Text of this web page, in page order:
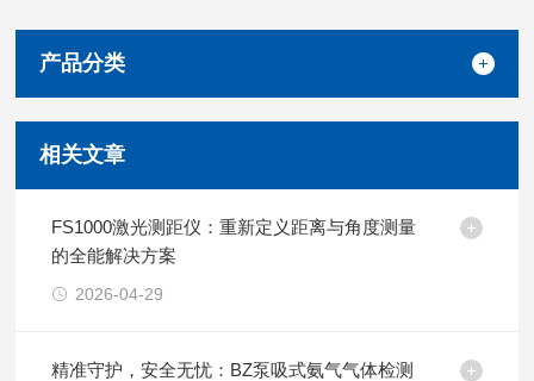
产品分类
相关文章
FS1000激光测距仪：重新定义距离与角度测量
的全能解决方案
2026-04-29
精准守护，安全无忧：BZ泵吸式氨气气体检测